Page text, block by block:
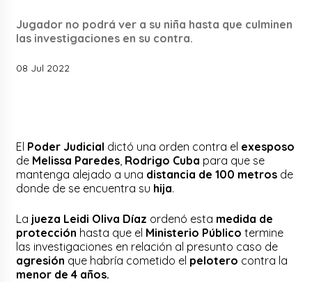
Jugador no podrá ver a su niña hasta que culminen
las investigaciones en su contra.
08 Jul 2022
El Poder Judicial dictó una orden contra el exesposo
de Melissa Paredes Rodrigo Cuba para que se
mantenga alejado a una distancia de 100 metros de
donde de se encuentra su hija.
La jueza Leidi Oliva Díaz ordenó esta medida de
protección hasta que el Ministerio Público termine
las investigaciones en relación al presunto caso de
agresión que habría cometido el pelotero contra la
menor de 4 años.